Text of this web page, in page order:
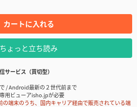
カートに入れる
ちょっと立ち読み
サービス（買切型）
/ Android最新の２世代前まで
用ビューアisho.jpが必要
端末のうち、国内キャリア経由で販売されている端